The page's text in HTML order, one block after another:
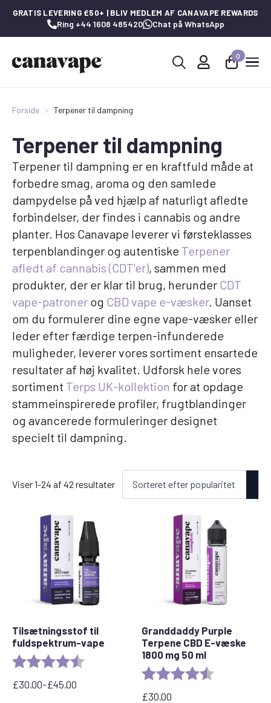
GRATIS LEVERING £50+ | BLIV MEDLEM AF CANAVAPE REWARDS
Ring +44 1608 485420 Chat på WhatsApp
0
Forside Terpener til dampning
Terpener til dampning
Terpener til dampning er en kraftfuld måde at
forbedre smag, aroma og den samlede
dampydelse på ved hjælp af naturligt afledte
forbindelser, der findes i cannabis og andre
planter. Hos Canavape leverer vi førsteklasses
terpenblandinger og autentiske Terpener
afledt af cannabis (CDT'er), sammen med
produkter, der er klar til brug, herunder CDT
vape-patroner og CBD vape e-væsker. Uanset
om du formulerer dine egne vape-væsker eller
leder efter færdige terpen-infunderede
muligheder, leverer vores sortiment ensartede
resultater af høj kvalitet. Udforsk hele vores
sortiment Terps UK-kollektion for at opdage
stammeinspirerede profiler, frugtblandinger
og avancerede formuleringer designet
specielt til dampning.
Viser 1-24 af 42 resultaterSorteret
efter
Tilsætningsstof til
fuldspektrum-vape
Bedømmelse: 4,6 ud af 5 stjerner
£30.00-£45.00
Prisinterval:
Granddaddy Purple
Terpene CBD E-væske
1800 mg 50 ml
Bedømmelse:
£30.00